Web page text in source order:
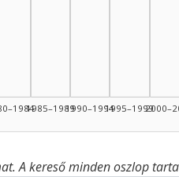
1985–19891990–19941995–1999
A kereső minden oszlop